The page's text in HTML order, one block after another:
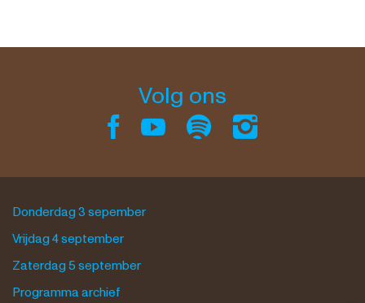
Volg ons
Donderdag 3 sepember
Vrijdag 4 september
Zaterdag 5 september
Programma archief